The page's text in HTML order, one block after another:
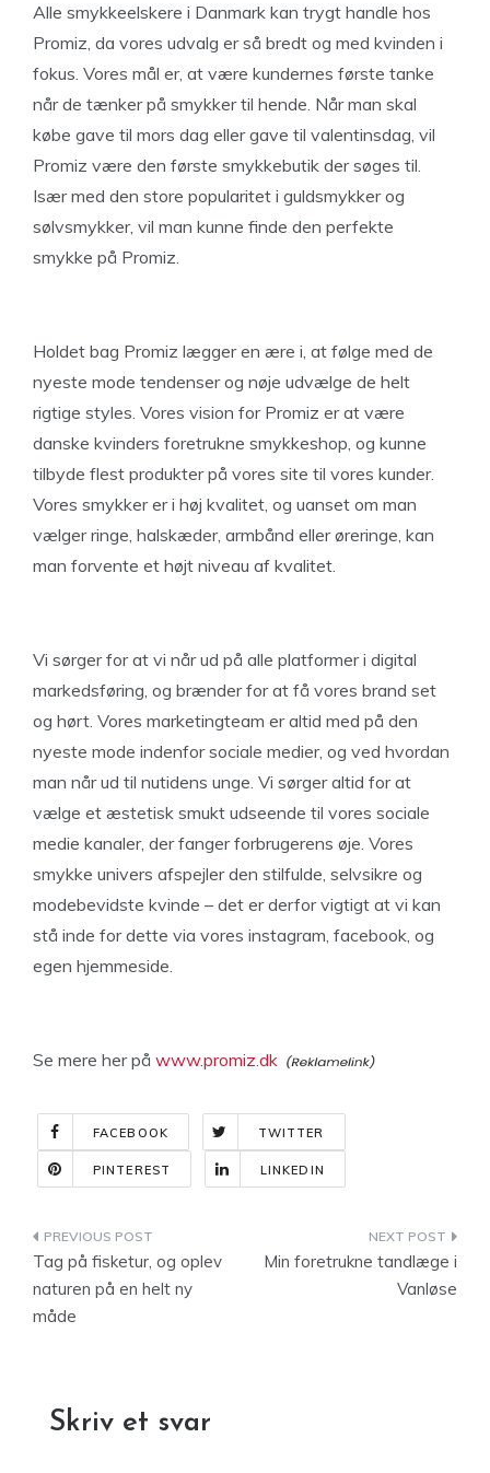
Alle smykkeelskere i Danmark kan trygt handle hos
Promiz, da vores udvalg er så bredt og med kvinden i
fokus. Vores mål er, at være kundernes første tanke
når de tænker på smykker til hende. Når man skal
købe gave til mors dag eller gave til valentinsdag, vil
Promiz være den første smykkebutik der søges til.
Især med den store popularitet i guldsmykker og
sølvsmykker, vil man kunne finde den perfekte
smykke på Promiz.
Holdet bag Promiz lægger en ære i, at følge med de
nyeste mode tendenser og nøje udvælge de helt
rigtige styles. Vores vision for Promiz er at være
danske kvinders foretrukne smykkeshop, og kunne
tilbyde flest produkter på vores site til vores kunder.
Vores smykker er i høj kvalitet, og uanset om man
vælger ringe, halskæder, armbånd eller øreringe, kan
man forvente et højt niveau af kvalitet.
Vi sørger for at vi når ud på alle platformer i digital
markedsføring, og brænder for at få vores brand set
og hørt. Vores marketingteam er altid med på den
nyeste mode indenfor sociale medier, og ved hvordan
man når ud til nutidens unge. Vi sørger altid for at
vælge et æstetisk smukt udseende til vores sociale
medie kanaler, der fanger forbrugerens øje. Vores
smykke univers afspejler den stilfulde, selvsikre og
modebevidste kvinde – det er derfor vigtigt at vi kan
stå inde for dette via vores instagram, facebook, og
egen hjemmeside.
Se mere her på www.promiz.dk
FACEBOOK TWITTER
PINTEREST LINKEDIN
Indlægsnavigation
Tag på fisketur, og oplev
naturen på en helt ny
måde
Min foretrukne tandlæge i
Vanløse
Skriv et svar